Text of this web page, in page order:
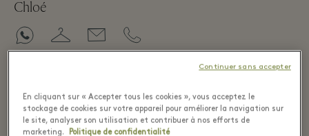
Chloé
Claris Virot
En cliquant sur « Accepter tous les cookies », vous acceptez le
stockage de cookies sur votre appareil pour améliorer la navigation sur
le site, analyser son utilisation et contribuer à nos efforts de
marketing.
Politique de confidentialité
Continuer sans accepter